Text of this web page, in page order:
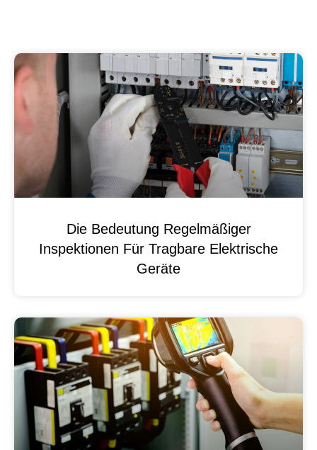
Die Bedeutung Regelmäßiger
Inspektionen Für Tragbare Elektrische
Geräte